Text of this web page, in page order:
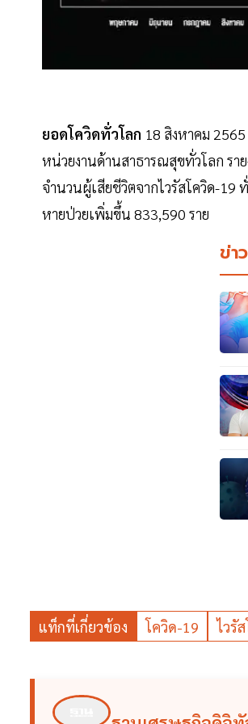
ยอดโควิดทั่วโลก 18 สิงหาคม
หน่วยงานด้านสาธารณสุขทั่วโลก รา
จำนวนผู้เสียชีวิตจากไวรัสโควิด-19
หายป่วยเพิ่มขึ้น 833,590 ราย
ข่า
แท็กที่เกี่ยวข้อง โควิด-19 ไวรั